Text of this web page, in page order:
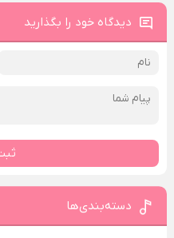
دیدگاه خود را بگذارید
دسته‌بندی‌ها